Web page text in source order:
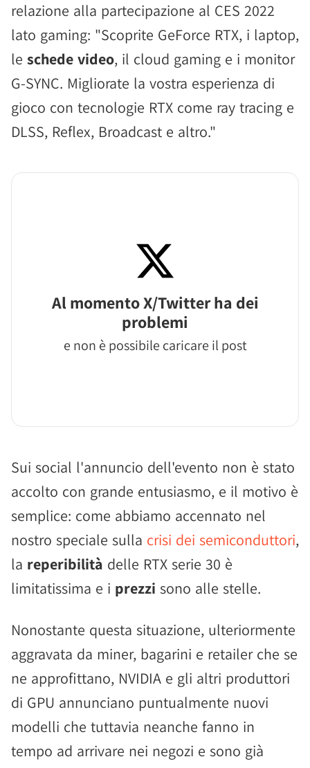
relazione alla partecipazione al CES 2022
lato gaming: "Scoprite GeForce RTX, i laptop,
le schede video, il cloud gaming e i monitor
G-SYNC. Migliorate la vostra esperienza di
gioco con tecnologie RTX come ray tracing e
DLSS, Reflex, Broadcast e altro."
Al momento X/Twitter ha dei
problemi
e non è possibile caricare il post
Sui social l'annuncio dell'evento non è stato
accolto con grande entusiasmo, e il motivo è
semplice: come abbiamo accennato nel
nostro speciale sulla crisi dei semiconduttori,
la reperibilità delle RTX serie 30 è
limitatissima e i prezzi sono alle stelle.
Nonostante questa situazione, ulteriormente
aggravata da miner, bagarini e retailer che se
ne approfittano, NVIDIA e gli altri produttori
di GPU annunciano puntualmente nuovi
modelli che tuttavia neanche fanno in
tempo ad arrivare nei negozi e sono già